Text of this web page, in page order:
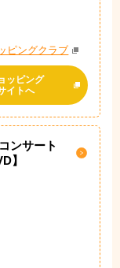
ピングクラブ
ッピング
イトへ
ンサート
】